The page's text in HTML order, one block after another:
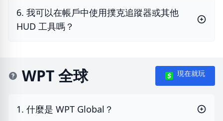
6. 我可以在帳戶中使用撲克追蹤器或其他
HUD 工具嗎？
WPT 全球 現在就玩
1. 什麼是 WPT Global？